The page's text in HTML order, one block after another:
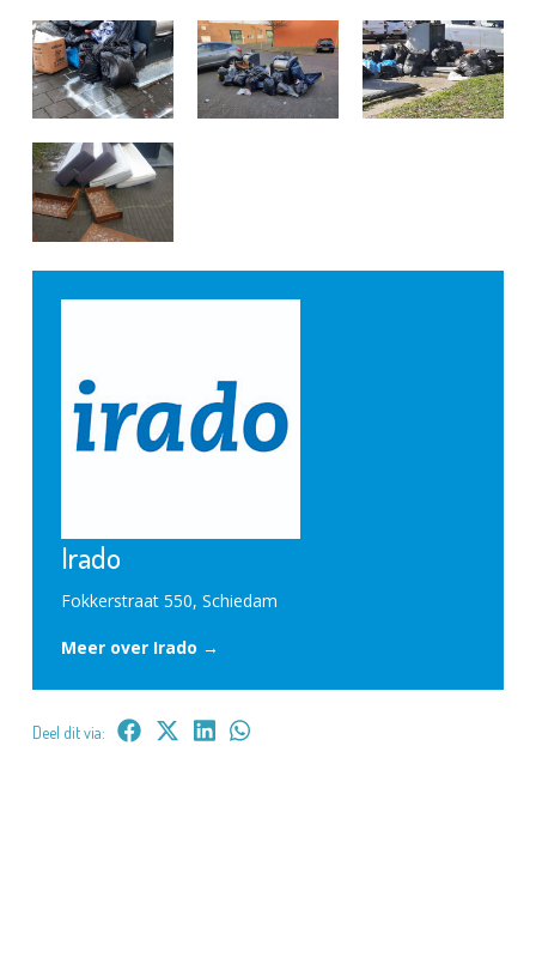
Irado
Fokkerstraat 550, Schiedam
Meer over Irado →
Deel dit via: